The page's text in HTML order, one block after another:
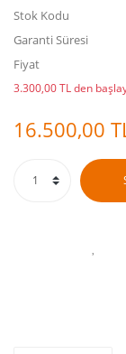
Stok Kodu
Garanti Süresi
Fiyat
3.300,00 TL den
16.500,00